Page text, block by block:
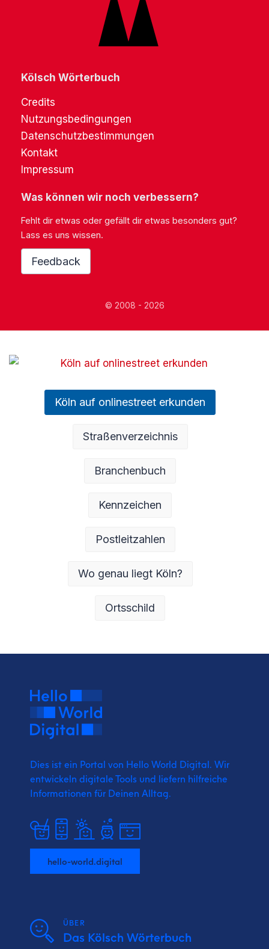
Kölsch Wörterbuch
Credits
Nutzungsbedingungen
Datenschutzbestimmungen
Kontakt
Impressum
Was können wir noch verbessern?
Fehlt dir etwas oder gefällt dir etwas besonders gut?
Lass es uns wissen.
Feedback
© 2008 - 2026
Köln auf onlinestreet erkunden
Straßenverzeichnis
Branchenbuch
Kennzeichen
Postleitzahlen
Wo genau liegt Köln?
Ortsschild
Dies ist ein Portal von Hello World Digital. Wir
entwickeln digitale Tools und liefern hilfreiche
Informationen für Deinen Alltag.
hello-world.digital
ÜBER
Das Kölsch Wörterbuch